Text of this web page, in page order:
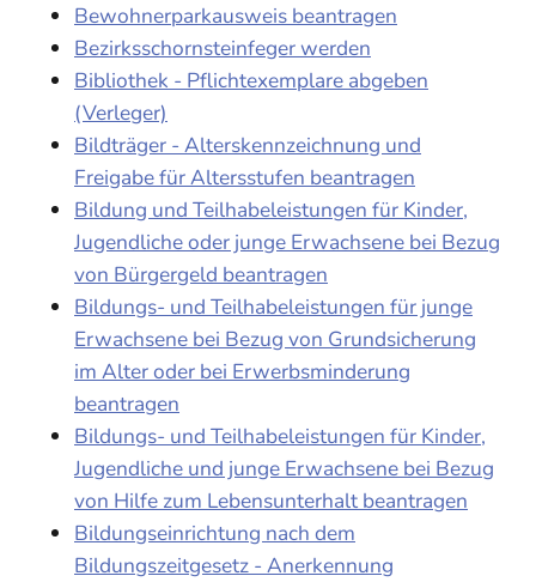
Bewohnerparkausweis beantragen
Bezirksschornsteinfeger werden
Bibliothek - Pflichtexemplare abgeben
(Verleger)
Bildträger - Alterskennzeichnung und
Freigabe für Altersstufen beantragen
Bildung und Teilhabeleistungen für Kinder,
Jugendliche oder junge Erwachsene bei Bezug
von Bürgergeld beantragen
Bildungs- und Teilhabeleistungen für junge
Erwachsene bei Bezug von Grundsicherung
im Alter oder bei Erwerbsminderung
beantragen
Bildungs- und Teilhabeleistungen für Kinder,
Jugendliche und junge Erwachsene bei Bezug
von Hilfe zum Lebensunterhalt beantragen
Bildungseinrichtung nach dem
Bildungszeitgesetz - Anerkennung